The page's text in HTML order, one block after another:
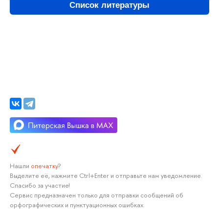
Список литературы
Нашли опечатку?
Выделите её, нажмите Ctrl+Enter и отправьте нам уведомление.
Спасибо за участие!
Сервис предназначен только для отправки сообщений об
орфографических и пунктуационных ошибках.